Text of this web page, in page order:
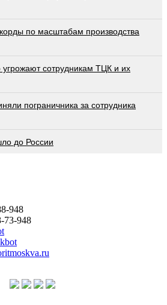
по масштабам производства
сотрудникам ТЦК и их
пограничника за сотрудника
до России
948
73-948